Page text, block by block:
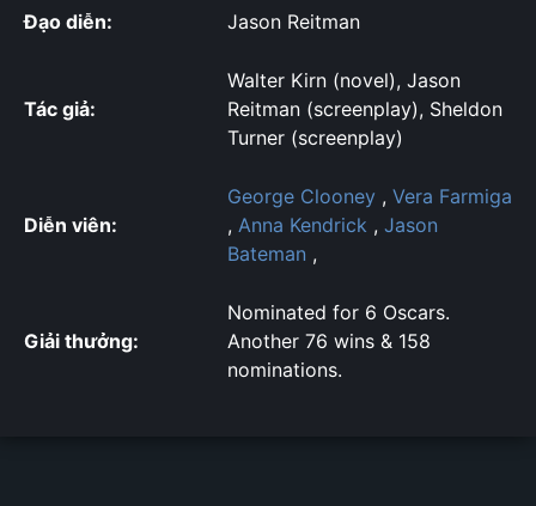
Đạo diễn: Jason Reitman
Tác giả:
Walter Kirn (novel), Jason
Reitman (screenplay), Sheldon
Turner (screenplay)
Diễn viên:
George Clooney , Vera Farmiga
, Anna Kendrick , Jason
Bateman ,
Giải thưởng:
Nominated for 6 Oscars.
Another 76 wins & 158
nominations.